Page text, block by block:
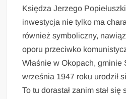
Księdza Jerzego
inwestycja nie tylko ma
również symboliczny,
oporu przeciwko
Właśnie w Okopach, gminie
września 1947 roku urodził
To tu dorastał zanim stał